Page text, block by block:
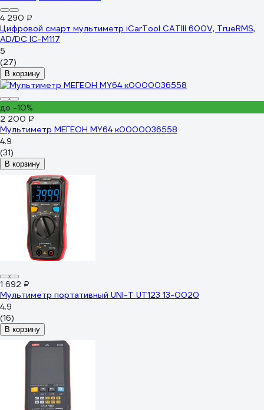
4 290 ₽
Цифровой смарт мультиметр iCarTool CATIII 600V, TrueRMS,
AD/DC IC-M117
5
(27)
В корзину
до -10%
2 200 ₽
Мультиметр МЕГЕОН MY64 к0000036558
4.9
(31)
В корзину
1 692 ₽
Мультиметр портативный UNI-T UT123 13-0020
4.9
(16)
В корзину